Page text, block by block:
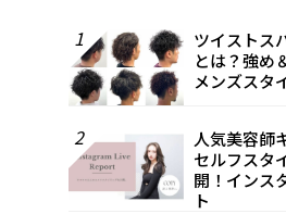
1
ツイストス
とは？強め
メンズスタ
2
人気美容師
セルフスタ
開！インス
ト